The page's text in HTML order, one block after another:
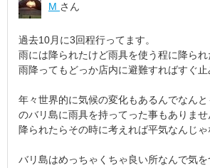
M さん
過去10月に3回程行ってます。
雨には降られたけど雨具を使う程に降ら
雨降ってもどっか店内に避難すればすぐ止
年々世界的に気候の変化もあるんでなん
のバリ島に雨具を持ってった事もありませ
降られたらその時に考えれば平気なんじゃ
バリ島はめっちゃくちゃ良い所なんで気